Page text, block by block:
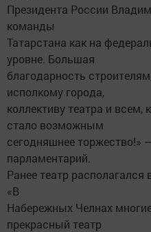
Президента России
команды
Татарстана как на
уровне. Большая
благодарность
исполкому города,
коллективу театра и всем,
стало возможным
сегодняшнее торжество!»
парламентарий.
Ранее театр
«В
Набережных Челнах
прекрасный театр